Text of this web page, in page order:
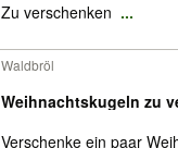
Zu verschenken ...
Waldbröl
Weihnachtskugeln zu
Verschenke ein paar